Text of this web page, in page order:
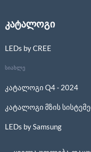
კატალოგი
LEDs by CREE
სიახლე
კატალოგი Q4 - 2024
კატალოგი მზის
LEDs by Samsung